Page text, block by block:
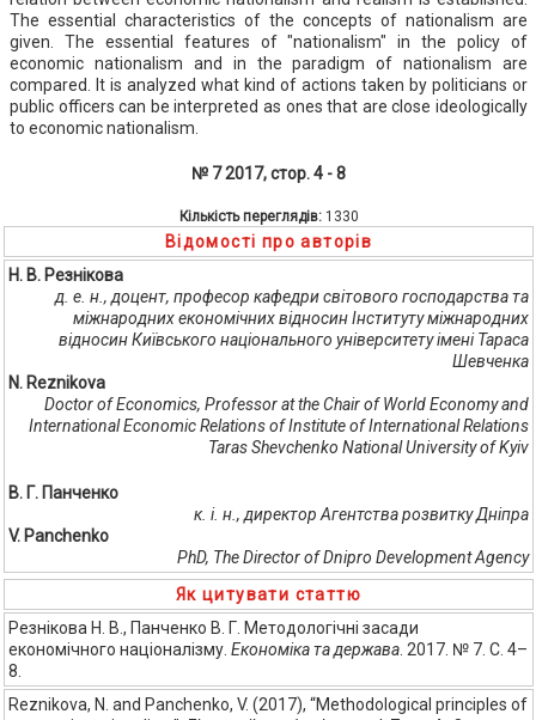
The essential characteristics of the concepts of nationalism are
given. The essential features of "nationalism" in the policy of
economic nationalism and in the paradigm of nationalism are
compared. It is analyzed what kind of actions taken by politicians or
public officers can be interpreted as ones that are close ideologically
to economic nationalism.
№ 7 2017, стор. 4 - 8
Кількість переглядів: 1330
Відомості про авторів
Н. В. Резнікова
д. е. н., доцент, професор кафедри світового господарства та
міжнародних економічних відносин Інституту міжнародних
відносин Київського національного університету імені Тараса
Шевченка
N. Reznikova
Doctor of Economics, Professor at the Chair of World Economy and
International Economic Relations of Institute of International Relations
Taras Shevchenko National University of Kyiv
В. Г. Панченко
к. і. н., директор Агентства розвитку Дніпра
V. Panchenko
PhD, The Director of Dnipro Development Agency
Як цитувати статтю
Резнікова Н. В., Панченко В. Г. Методологічні засади
економічного націоналізму. Економіка та держава . 2017. № 7. С. 4–
8.
Reznikova, N. and Panchenko, V. (2017), “Methodological principles of